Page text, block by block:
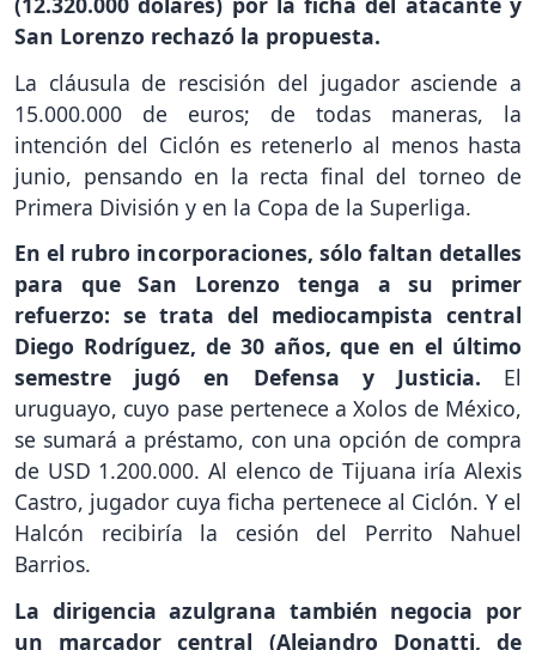
San Lorenzo rechazó la propuesta.
La cláusula de rescisión del jugador asciende a
15.000.000 de euros; de todas maneras, la
intención del Ciclón es retenerlo al menos hasta
junio, pensando en la recta final del torneo de
Primera División y en la Copa de la Superliga.
En el rubro incorporaciones, sólo faltan detalles
para que San Lorenzo tenga a su primer
refuerzo: se trata del mediocampista central
Diego Rodríguez, de 30 años, que en el último
semestre jugó en Defensa y Justicia. El
uruguayo, cuyo pase pertenece a Xolos de México,
se sumará a préstamo, con una opción de compra
de USD 1.200.000. Al elenco de Tijuana iría Alexis
Castro, jugador cuya ficha pertenece al Ciclón. Y el
Halcón recibiría la cesión del Perrito Nahuel
Barrios.
La dirigencia azulgrana también negocia por
un marcador central (Alejandro Donatti, de